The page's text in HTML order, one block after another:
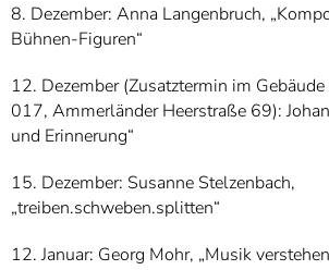
8. Dezember: Anna Langenbruch,
Bühnen-Figuren“
12. Dezember (Zusatztermin im
017, Ammerländer Heerstraße 69):
und Erinnerung“
15. Dezember: Susanne Stelzenbach,
„treiben.schweben.splitten“
12. Januar: Georg Mohr, „Musik